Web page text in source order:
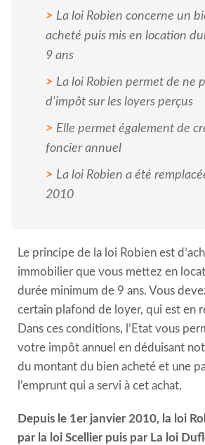
La loi Robien concerne un
acheté puis mis en location
9 ans
La loi Robien permet de ne
d'impôt sur les loyers perçus
Elle permet également de
foncier annuel
La loi Robien a été
2010
Le principe de la loi Robien est
immobilier que vous mettez en
durée minimum de 9 ans. Vous
certain plafond de loyer, qui est en
Dans ces conditions, l’Etat vous
votre impôt annuel en déduisant
du montant du bien acheté et une
l’emprunt qui a servi à cet achat.
Depuis le 1er janvier 2010, la loi
par la loi Scellier puis par La loi